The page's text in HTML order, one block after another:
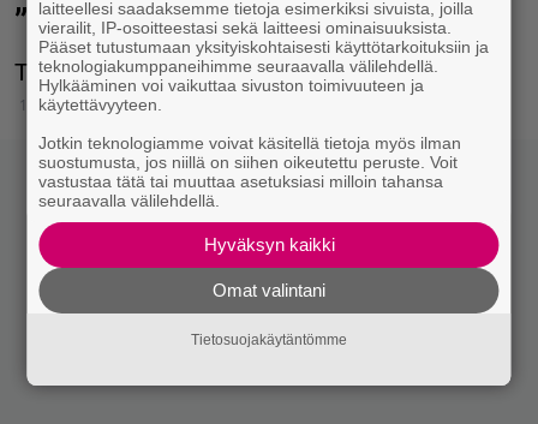
”Otin pientä hittiä”
Tuon tuskan käy moni synnyttänyt läpi.
10.4.2026 14:17
laitteellesi saadaksemme tietoja esimerkiksi sivuista, joilla
vierailit, IP-osoitteestasi sekä laitteesi ominaisuuksista.
Pääset tutustumaan yksityiskohtaisesti käyttötarkoituksiin ja
teknologiakumppaneihimme seuraavalla välilehdellä.
Hylkääminen voi vaikuttaa sivuston toimivuuteen ja
käytettävyyteen.
Jotkin teknologiamme voivat käsitellä tietoja myös ilman
suostumusta, jos niillä on siihen oikeutettu peruste. Voit
vastustaa tätä tai muuttaa asetuksiasi milloin tahansa
seuraavalla välilehdellä.
Hyväksyn kaikki
Omat valintani
Tietosuojakäytäntömme